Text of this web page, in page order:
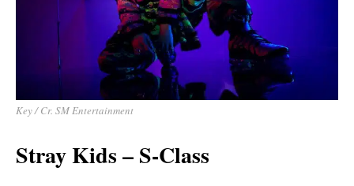
Key / Cr. SM Entertainment
Stray Kids – S-Class